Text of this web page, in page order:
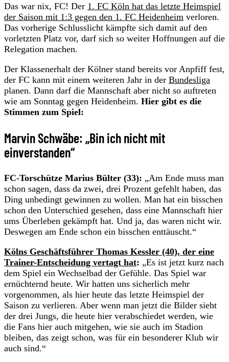
Das war nix, FC! Der 1. FC Köln hat das letzte Heimspiel
der Saison mit 1:3 gegen den 1. FC Heidenheim verloren.
Das vorherige Schlusslicht kämpfte sich damit auf den
vorletzten Platz vor, darf sich so weiter Hoffnungen auf die
Relegation machen.
Der Klassenerhalt der Kölner stand bereits vor Anpfiff fest,
der FC kann mit einem weiteren Jahr in der Bundesliga
planen. Dann darf die Mannschaft aber nicht so auftreten
wie am Sonntag gegen Heidenheim. Hier gibt es die
Stimmen zum Spiel:
Marvin Schwäbe: „Bin ich nicht mit
einverstanden“
FC-Torschütze Marius Bülter (33): „Am Ende muss man
schon sagen, dass da zwei, drei Prozent gefehlt haben, das
Ding unbedingt gewinnen zu wollen. Man hat ein bisschen
schon den Unterschied gesehen, dass eine Mannschaft hier
ums Überleben gekämpft hat. Und ja, das waren nicht wir.
Deswegen am Ende schon ein bisschen enttäuscht.“
Kölns Geschäftsführer Thomas Kessler (40), der eine
Trainer-Entscheidung vertagt hat: „Es ist jetzt kurz nach
dem Spiel ein Wechselbad der Gefühle. Das Spiel war
ernüchternd heute. Wir hatten uns sicherlich mehr
vorgenommen, als hier heute das letzte Heimspiel der
Saison zu verlieren. Aber wenn man jetzt die Bilder sieht
der drei Jungs, die heute hier verabschiedet werden, wie
die Fans hier auch mitgehen, wie sie auch im Stadion
bleiben, das zeigt schon, was für ein besonderer Klub wir
auch sind.“